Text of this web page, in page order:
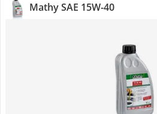
Mathy SAE 15W-40